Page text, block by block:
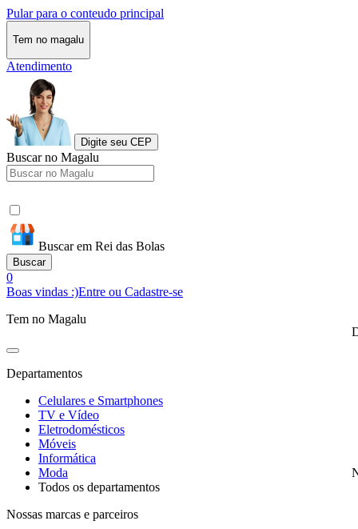
Pular para o conteudo principal
Tem no magalu
Atendimento
Digite seu CEP
Buscar no Magalu
Buscar em Rei das Bolas
Buscar
0
Boas vindas :)Entre ou Cadastre-se
Tem no Magalu
Departamentos
Celulares e Smartphones
TV e Vídeo
Eletrodomésticos
Móveis
Informática
Moda
Todos os departamentos
Nossas marcas e parceiros